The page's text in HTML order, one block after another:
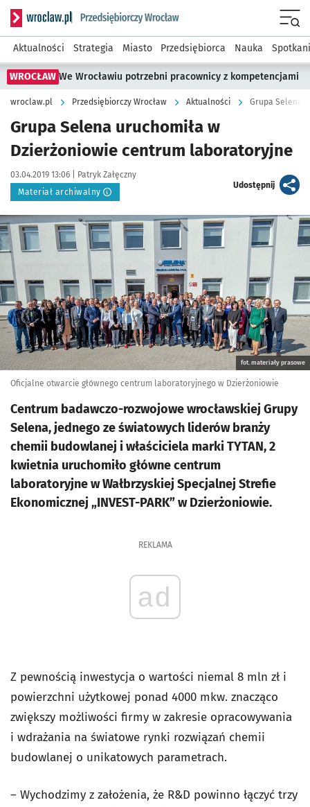
Serwis informacyjny wroclaw.pl podserwis: Strategia
Aktualności Strategia Miasto Przedsiębiorca Nauka
WROCŁAW We Wrocławiu potrzebni pracownicy z kompetencjami
wroclaw.pl Przedsiębiorczy Wrocław Aktualności Grupa Selena
Grupa Selena uruchomiła w
Dzierżoniowie centrum laboratoryjne
Data publikacji:
03.04.2019 13:06 | Autor:
Patryk Załęczny
Materiał archiwalny
Udostępnijartykuł
Kliknij, aby powiększyć
fot. materiały prasowe
Oficjalne otwarcie głównego centrum laboratoryjnego w Dzierżoniowie
Centrum badawczo-rozwojowe wrocławskiej Grupy
Selena, jednego ze światowych liderów branży
chemii budowlanej i właściciela marki TYTAN, 2
kwietnia uruchomiło główne centrum
laboratoryjne w Wałbrzyskiej Specjalnej Strefie
Ekonomicznej „INVEST-PARK” w Dzierżoniowie.
REKLAMA
ad
Z pewnością inwestycja o wartości niemal 8 mln zł i
powierzchni użytkowej ponad 4000 mkw. znacząco
zwiększy możliwości firmy w zakresie opracowywania
i wdrażania na światowe rynki rozwiązań chemii
budowlanej o unikatowych parametrach.
– Wychodzimy z założenia, że R&D powinno łączyć trzy